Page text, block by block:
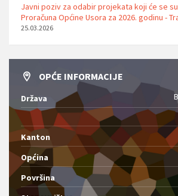
Javni poziv za odabir projekata koji će se
Proračuna Općine Usora za 2026. godinu -
25.03.2026
OPĆE INFORMACIJE
Država
Kanton
Općina
Površina